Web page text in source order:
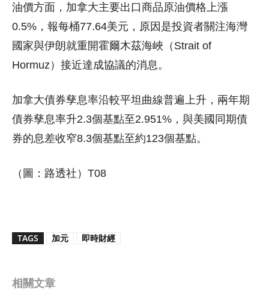
油價方面，加拿大主要出口商品原油價格上漲
0.5%，報每桶77.64美元，原因是投資者關注海灣
國家與伊朗就重開霍爾木茲海峽（Strait of
Hormuz）接近達成協議的消息。
加拿大債券孳息率沿較平坦曲線普遍上升，兩年期
債券孳息率升2.3個基點至2.951%，與美國同期債
券的息差收窄8.3個基點至約123個基點。
（圖：路透社）T08
TAGS 加元 即時財經
相關文章